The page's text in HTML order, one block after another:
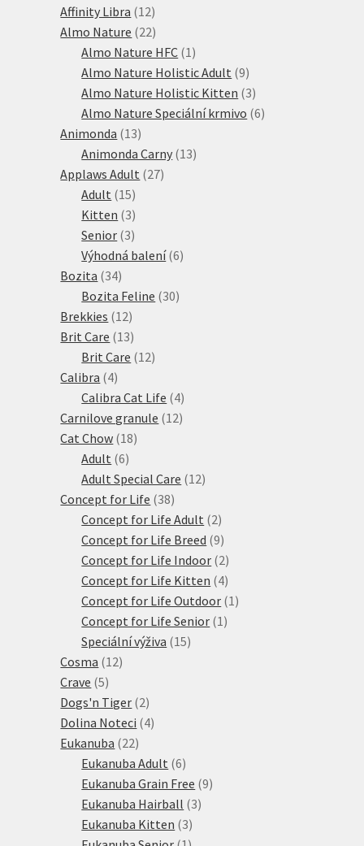
Affinity Libra 1212
produktů
Almo Nature 2222
produktů
Almo Nature HFC 1 1
produkt
Almo Nature Holistic Adult 99
produktů
Almo Nature Holistic Kitten 33
produkty
Almo Nature Speciální krmivo 66
Animonda 1313
produktů
Animonda Carny 1313
Applaws Adult 2727
Adult 1515
produktů
Kitten 33
produkty
Senior 33
produkty
Výhodná balení 66
Bozita 3434
produktů
Bozita Feline 3030
Brekkies 1212
produktů
Brit Care 1313
produktů
Brit Care 1212
Calibra 44
produkty
Calibra Cat Life 44
produkty
Carnilove granule 1212
Cat Chow 1818
Adult 66
produktů
Adult Special Care 1212
Concept for Life 3838
produktů
Concept for Life Adult 22
produkty
Concept for Life Breed 99
produktů
Concept for Life Indoor 22
produkty
Concept for Life Kitten 44
produkty
Concept for Life Outdoor 1 1
Concept for Life Senior 1 1
Speciální výživa 1515
Cosma 1212
Crave 55
produktů
Dogs'n Tiger 22
produkty
Dolina Noteci 44
Eukanuba 2222
produktů
Eukanuba Adult 66
produktů
Eukanuba Grain Free 99
Eukanuba Hairball 33
Eukanuba Kitten 33